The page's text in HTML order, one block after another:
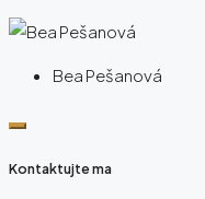
Bea Pešanová
Kontaktujte ma